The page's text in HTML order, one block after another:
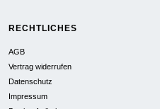
RECHTLICHES
AGB
Vertrag widerrufen
Datenschutz
Impressum